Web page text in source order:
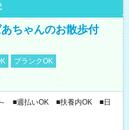
ちゃんのお散歩付
ブランクOK
～ ■週払いOK ■扶養内OK ■日